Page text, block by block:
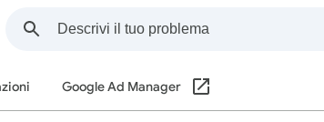
Google Ad Manager